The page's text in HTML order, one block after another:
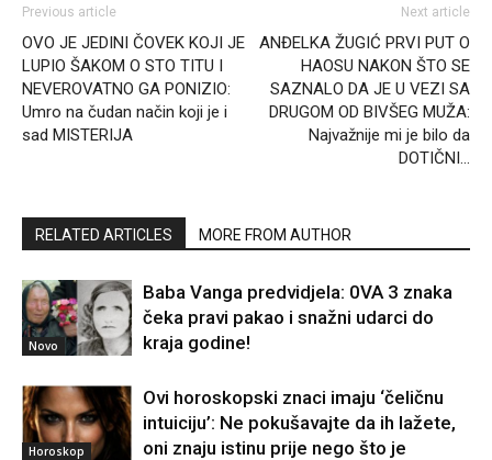
Previous article
OVO JE JEDINI ČOVEK KOJI JE
LUPIO ŠAKOM O STO TITU I
NEVEROVATNO GA PONIZIO:
Umro na čudan način koji je i
sad MISTERIJA
Next article
ANĐELKA ŽUGIĆ PRVI PUT O
HAOSU NAKON ŠTO SE
SAZNALO DA JE U VEZI SA
DRUGOM OD BIVŠEG MUŽA:
Najvažnije mi je bilo da
DOTIČNI…
RELATED ARTICLES MORE FROM AUTHOR
Novo
Baba Vanga predvidjela: 0VA 3 znaka
čeka pravi pakao i snažni udarci do
kraja godine!
Horoskop
Ovi horoskopski znaci imaju ‘čeličnu
intuiciju’: Ne pokušavajte da ih lažete,
oni znaju istinu prije nego što je